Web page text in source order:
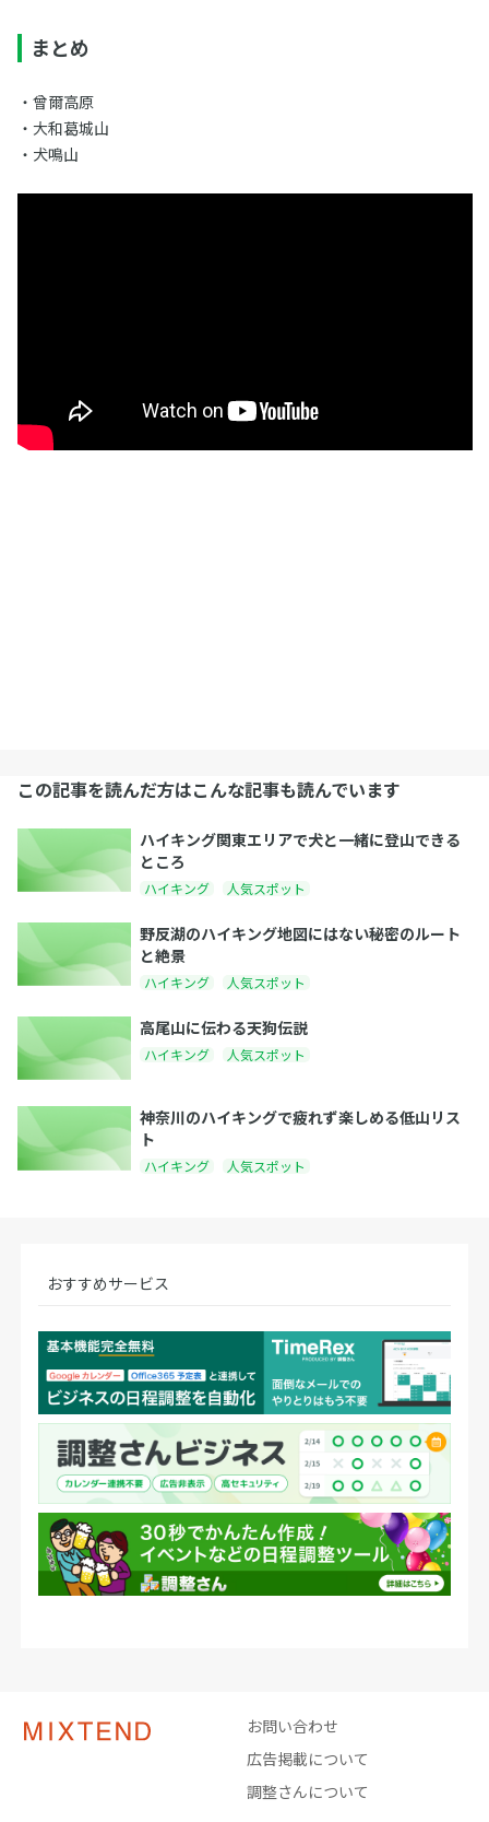
まとめ
・曾爾高原
・大和葛城山
・犬鳴山
この記事を読んだ方はこんな記事も読んでいます
ハイキング関東エリアで犬と一緒に登山できる
ところ
ハイキング 人気スポット
野反湖のハイキング地図にはない秘密のルート
と絶景
ハイキング 人気スポット
高尾山に伝わる天狗伝説
ハイキング 人気スポット
神奈川のハイキングで疲れず楽しめる低山リス
ト
ハイキング 人気スポット
おすすめサービス
お問い合わせ
広告掲載について
調整さんについて